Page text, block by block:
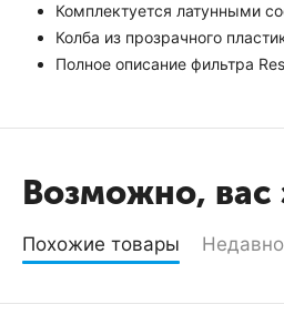
Комплектуется латунными
Колба из прозрачного
Полное описание фильтра
Возможно, вас
Похожие товары